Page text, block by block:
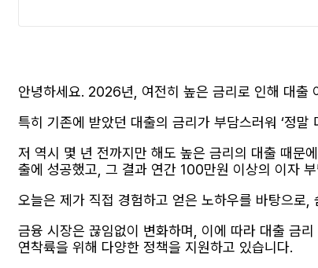
안녕하세요. 2026년, 여전히 높은 금리로 인해 대출
특히 기존에 받았던 대출의 금리가 부담스러워 ‘정
저 역시 몇 년 전까지만 해도 높은 금리의 대출 때문
출에 성공했고, 그 결과 연간 100만원 이상의 이자
오늘은 제가 직접 경험하고 얻은 노하우를 바탕으로
금융 시장은 끊임없이 변화하며, 이에 따라 대출 금
연착륙을 위해 다양한 정책을 지원하고 있습니다.